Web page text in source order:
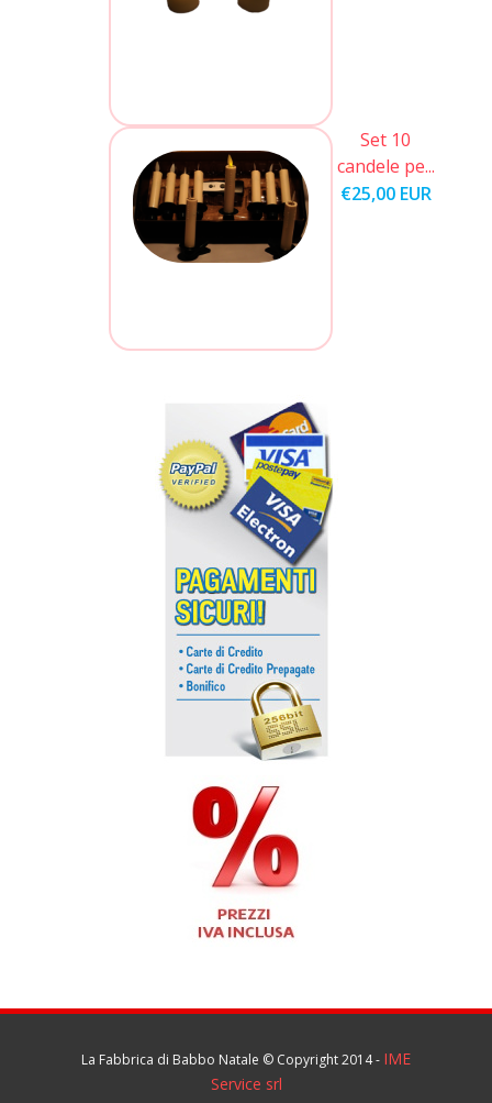
Set 10
candele pe...
€25,00 EUR
La Fabbrica di Babbo Natale © Copyright 2014 - IME
Service srl